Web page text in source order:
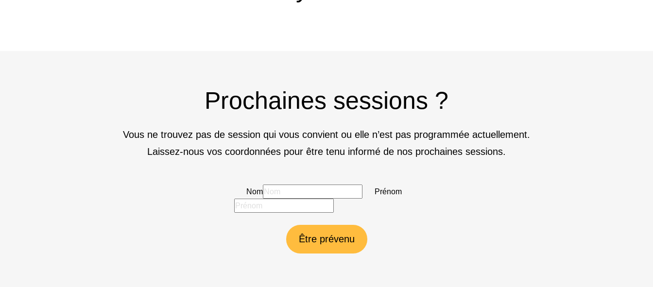
Prochaines sessions ?
Vous ne trouvez pas de session qui vous convient ou elle n’est pas programmée actuellement.
Laissez-nous vos coordonnées pour être tenu informé de nos prochaines sessions.
Nom Prénom
Être prévenu